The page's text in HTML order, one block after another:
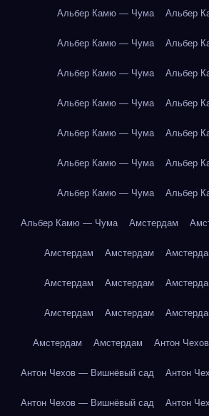
Альбер Камю — Чума Альбер
Альбер Камю — Чума Альбер
Альбер Камю — Чума Альбер
Альбер Камю — Чума Альбер
Альбер Камю — Чума Альбер
Альбер Камю — Чума Альбер
Альбер Камю — Чума Альбер
Альбер Камю — Чума Амстердам
Амстердам Амстердам
Амстердам Амстердам
Амстердам Амстердам
Амстердам Амстердам Антон
Антон Чехов — Вишнёвый сад Антон
Антон Чехов — Вишнёвый сад Антон